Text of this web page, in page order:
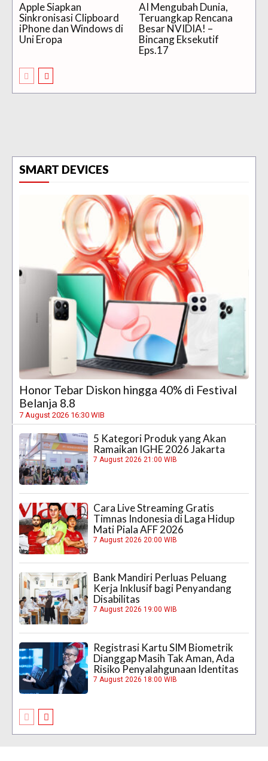
Apple Siapkan
Sinkronisasi Clipboard
iPhone dan Windows di
Uni Eropa
AI Mengubah Dunia,
Teruangkap Rencana
Besar NVIDIA! –
Bincang Eksekutif
Eps.17
SMART DEVICES
Honor Tebar Diskon hingga 40% di Festival
Belanja 8.8
7 August 2026 16:30 WIB
5 Kategori Produk yang Akan
Ramaikan IGHE 2026 Jakarta
7 August 2026 21:00 WIB
Cara Live Streaming Gratis
Timnas Indonesia di Laga Hidup
Mati Piala AFF 2026
7 August 2026 20:00 WIB
Bank Mandiri Perluas Peluang
Kerja Inklusif bagi Penyandang
Disabilitas
7 August 2026 19:00 WIB
Registrasi Kartu SIM Biometrik
Dianggap Masih Tak Aman, Ada
Risiko Penyalahgunaan Identitas
7 August 2026 18:00 WIB